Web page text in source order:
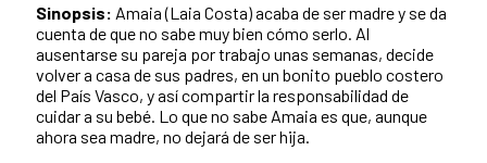
Sinopsis: Amaia (Laia Costa) acaba de ser madre y se da
cuenta de que no sabe muy bien cómo serlo. Al
ausentarse su pareja por trabajo unas semanas, decide
volver a casa de sus padres, en un bonito pueblo costero
del País Vasco, y así compartir la responsabilidad de
cuidar a su bebé. Lo que no sabe Amaia es que, aunque
ahora sea madre, no dejará de ser hija.